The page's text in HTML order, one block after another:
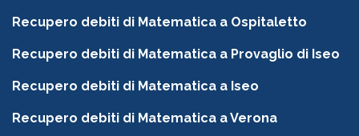
Recupero debiti di Matematica a Ospitaletto
Recupero debiti di Matematica a Provaglio di Iseo
Recupero debiti di Matematica a Iseo
Recupero debiti di Matematica a Verona